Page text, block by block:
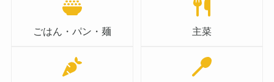
ごはん・パン・麺 主菜